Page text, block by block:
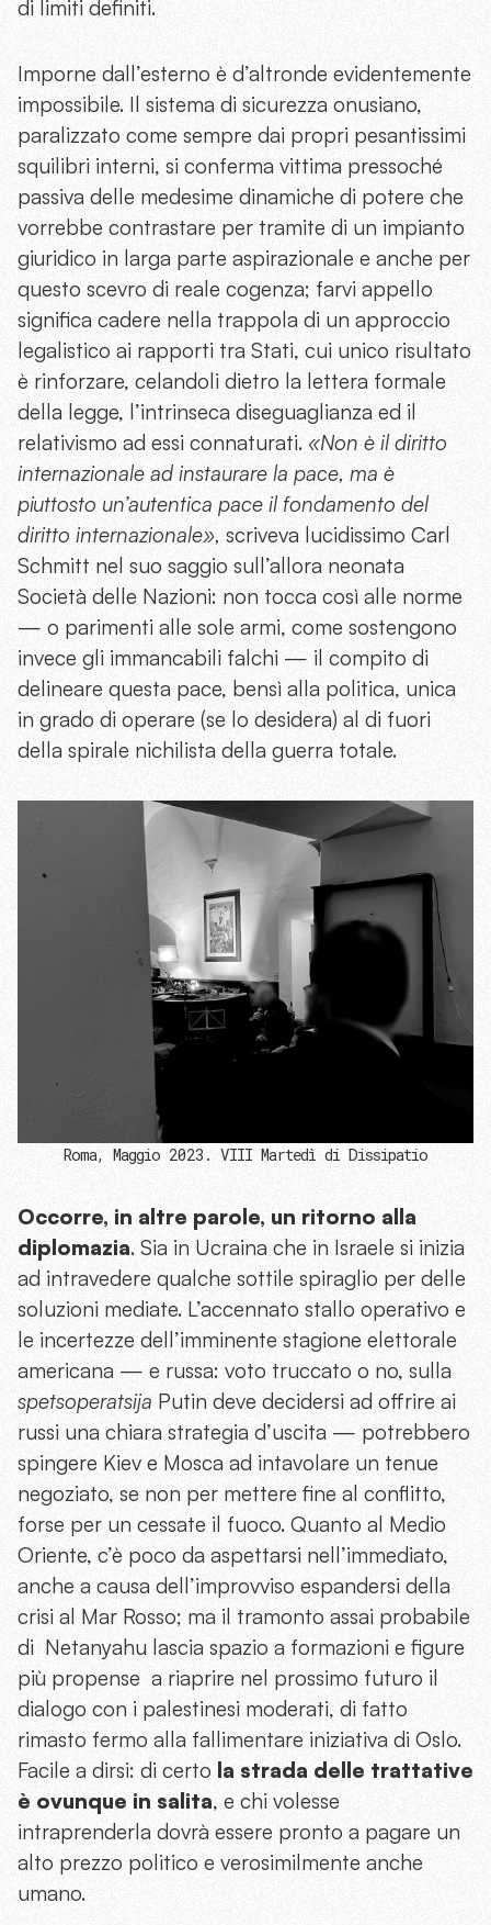
di limiti definiti.
Imporne dall’esterno è d’altronde evidentemente
impossibile. Il sistema di sicurezza onusiano,
paralizzato come sempre dai propri pesantissimi
squilibri interni, si conferma vittima pressoché
passiva delle medesime dinamiche di potere che
vorrebbe contrastare per tramite di un impianto
giuridico in larga parte aspirazionale e anche per
questo scevro di reale cogenza; farvi appello
significa cadere nella trappola di un approccio
legalistico ai rapporti tra Stati, cui unico risultato
è rinforzare, celandoli dietro la lettera formale
della legge, l’intrinseca diseguaglianza ed il
relativismo ad essi connaturati. «Non è il diritto
internazionale ad instaurare la pace, ma è
piuttosto un’autentica pace il fondamento del
diritto internazionale», scriveva lucidissimo Carl
Schmitt nel suo saggio sull’allora neonata
Società delle Nazioni: non tocca così alle norme
— o parimenti alle sole armi, come sostengono
invece gli immancabili falchi — il compito di
delineare questa pace, bensì alla politica, unica
in grado di operare (se lo desidera) al di fuori
della spirale nichilista della guerra totale.
Roma, Maggio 2023. VIII Martedì di Dissipatio
Occorre, in altre parole, un ritorno alla
diplomazia. Sia in Ucraina che in Israele si inizia
ad intravedere qualche sottile spiraglio per delle
soluzioni mediate. L’accennato stallo operativo e
le incertezze dell’imminente stagione elettorale
americana — e russa: voto truccato o no, sulla
spetsoperatsija Putin deve decidersi ad offrire ai
russi una chiara strategia d’uscita — potrebbero
spingere Kiev e Mosca ad intavolare un tenue
negoziato, se non per mettere fine al conflitto,
forse per un cessate il fuoco. Quanto al Medio
Oriente, c’è poco da aspettarsi nell’immediato,
anche a causa dell’improvviso espandersi della
crisi al Mar Rosso; ma il tramonto assai probabile
di Netanyahu lascia spazio a formazioni e figure
più propense a riaprire nel prossimo futuro il
dialogo con i palestinesi moderati, di fatto
rimasto fermo alla fallimentare iniziativa di Oslo.
Facile a dirsi: di certo la strada delle trattative
è ovunque in salita, e chi volesse
intraprenderla dovrà essere pronto a pagare un
alto prezzo politico e verosimilmente anche
umano.